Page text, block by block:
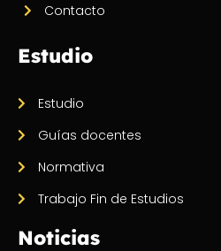
Contacto
Estudio
Estudio
Guías docentes
Normativa
Trabajo Fin de Estudios
Noticias